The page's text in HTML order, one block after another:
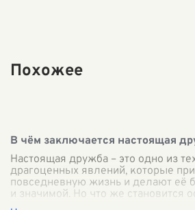
Похожее
В чём заключается настоящая
Настоящая дружба – это одно из
драгоценных явлений, которые
повседневную жизнь и делают её
и значимой. Но что же становится